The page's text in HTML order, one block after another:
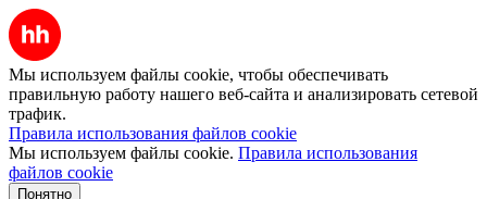
Мы используем файлы cookie, чтобы обеспечивать
правильную работу нашего веб-сайта и анализировать сетевой
трафик.
Правила использования файлов cookie
Мы используем файлы cookie. Правила использования
файлов cookie
Понятно